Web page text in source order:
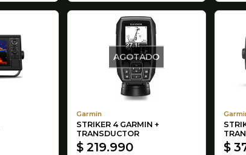
AGOTADO
Garmin
STRIKER 4 GARMIN +
TRANSDUCTOR
$ 219.990 $